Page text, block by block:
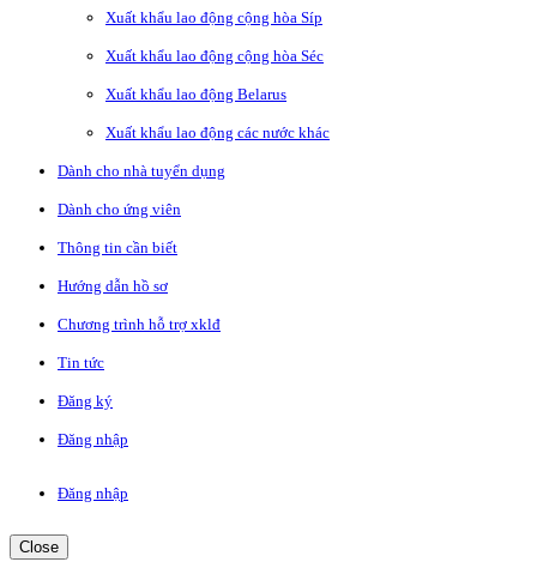
Xuất khẩu lao động cộng hòa Síp
Xuất khẩu lao động cộng hòa Séc
Xuất khẩu lao động Belarus
Xuất khẩu lao động các nước khác
Dành cho nhà tuyển dụng
Dành cho ứng viên
Thông tin cần biết
Hướng dẫn hồ sơ
Chương trình hỗ trợ xklđ
Tin tức
Đăng ký
Đăng nhập
Đăng nhập
Close